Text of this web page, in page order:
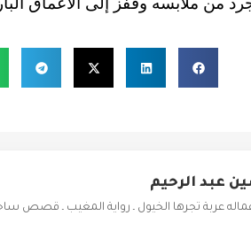
عبد الرحيم
عربة تجرها الخيول ـ رواية المغيب ـ قصص ساحل